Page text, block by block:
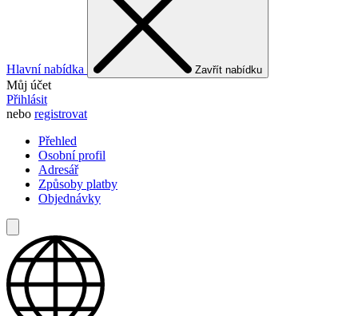
Hlavní nabídka Zavřít nabídku
Můj účet
Přihlásit
nebo registrovat
Přehled
Osobní profil
Adresář
Způsoby platby
Objednávky